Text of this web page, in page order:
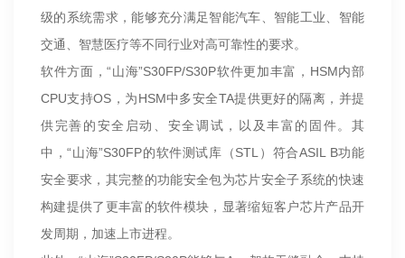
级的系统需求，能够充分满足智能汽车、智能工业、智能
交通、智慧医疗等不同行业对高可靠性的要求。
软件方面，“山海”S30FP/S30P软件更加丰富，HSM内部
CPU支持OS，为HSM中多安全TA提供更好的隔离，并提
供完善的安全启动、安全调试，以及丰富的固件。其
中，“山海”S30FP的软件测试库（STL）符合ASIL B功能
安全要求，其完整的功能安全包为芯片安全子系统的快速
构建提供了更丰富的软件模块，显著缩短客户芯片产品开
发周期，加速上市进程。